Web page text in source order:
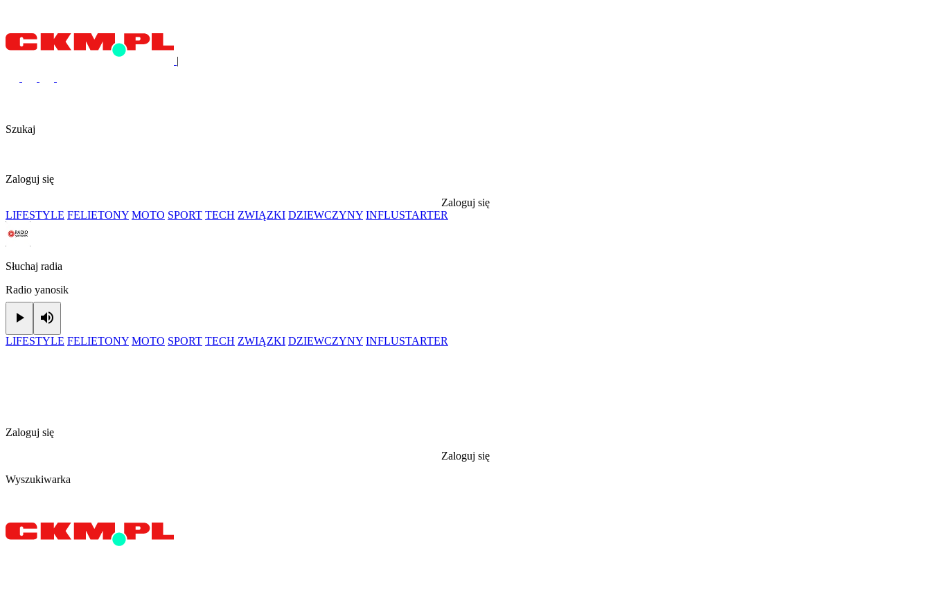
|
Szukaj
Zaloguj się
Zaloguj się
LIFESTYLE FELIETONY MOTO SPORT TECH ZWIĄZKI DZIEWCZYNY INFLUSTARTER
Słuchaj radia
Radio yanosik
Play
LIFESTYLE FELIETONY MOTO SPORT TECH ZWIĄZKI DZIEWCZYNY INFLUSTARTER
Zaloguj się
Zaloguj się
Wyszukiwarka